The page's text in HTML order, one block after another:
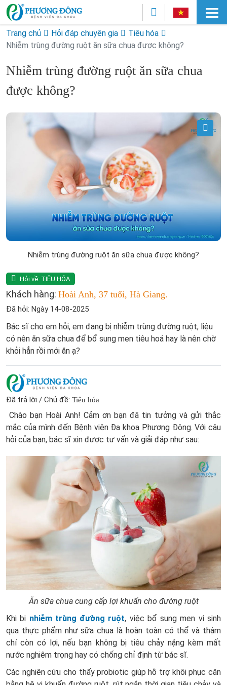
Trang chủ Hỏi đáp chuyên gia
Tiêu hóa
Nhiễm trùng đường ruột ăn sữa chua được không?
Nhiễm trùng đường ruột ăn sữa chua
được không?
Nhiễm trùng đường ruột ăn sữa chua được không?
Hỏi về: TIÊU HÓA
Khách hàng: Hoài Anh, 37 tuổi, Hà Giang.
Đã hỏi: Ngày 14-08-2025
Bác sĩ cho em hỏi, em đang bị nhiễm trùng đường ruột, liệu
có nên ăn sữa chua để bổ sung men tiêu hoá hay là nên chờ
khỏi hẳn rồi mới ăn ạ?
Đã trả lời / Chủ đề: Tiêu hóa
Chào bạn Hoài Anh! Cảm ơn bạn đã tin tưởng và gửi thắc
mắc của mình đến Bệnh viện Đa khoa Phương Đông. Với câu
hỏi của bạn, bác sĩ xin được tư vấn và giải đáp như sau:
Ăn sữa chua cung cấp lợi khuẩn cho đường ruột
Khi bị nhiễm trùng đường ruột, việc bổ sung men vi sinh
qua thực phẩm như sữa chua là hoàn toàn có thể và thậm
chí còn có lợi, nếu bạn không bị tiêu chảy nặng kèm mất
nước nghiêm trọng hay có chống chỉ định từ bác sĩ.
Các nghiên cứu cho thấy probiotic giúp hỗ trợ khôi phục cân